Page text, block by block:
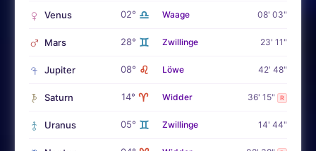
Venus 02° ♎ Waage 08' 03"
Mars 28° ♊ Zwillinge 23' 11"
Jupiter 08° ♌ Löwe 42' 48"
Saturn 14° ♈ Widder 36' 15" R
Uranus 05° ♊ Zwillinge 14' 44"